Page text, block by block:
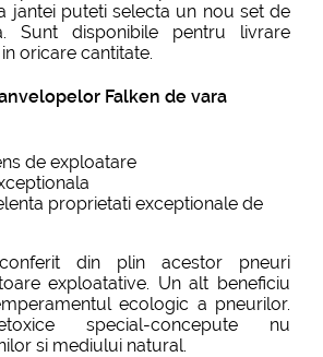
jantei puteti selecta un nou set de
Sunt disponibile pentru livrare
oricare cantitate.
Falken de vara
de exploatare
proprietati exceptionale de
din plin acestor pneuri
exploatative. Un alt beneficiu
ecologic a pneurilor.
special-concepute nu
si mediului natural.